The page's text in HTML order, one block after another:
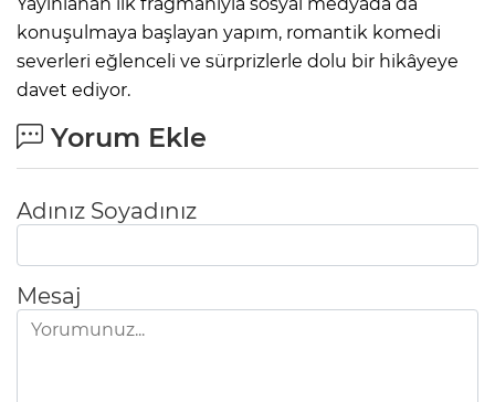
Yayınlanan ilk fragmanıyla sosyal medyada da
konuşulmaya başlayan yapım, romantik komedi
severleri eğlenceli ve sürprizlerle dolu bir hikâyeye
davet ediyor.
Yorum Ekle
Adınız Soyadınız
Mesaj